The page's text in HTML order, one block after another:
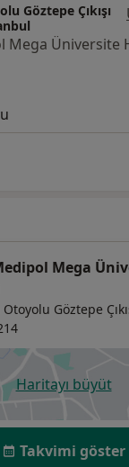
Göztepe Çıkışı
Mega Üniversite
Mega
Göztepe
Haritayı büyüt
yeni bir
Takvimi göster